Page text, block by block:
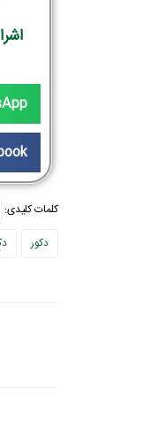
کلمات کلیدی:
دکور